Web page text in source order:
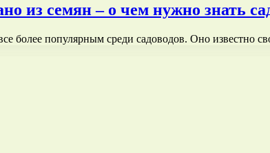
из семян – о чем нужно знать
все более популярным среди садоводов. Оно